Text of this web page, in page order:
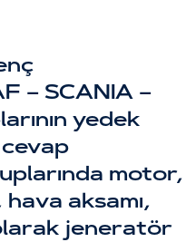
– SCANIA –
yedek
motor,
aksamı,
jeneratör